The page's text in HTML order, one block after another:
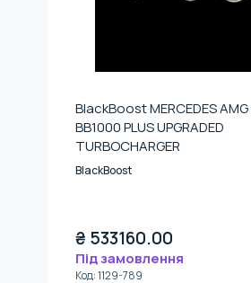
BlackBoost MERCEDES AMG
BB1000 PLUS UPGRADED
TURBOCHARGER
BlackBoost
₴ 533160.00
Під замовлення
Код:1129-789